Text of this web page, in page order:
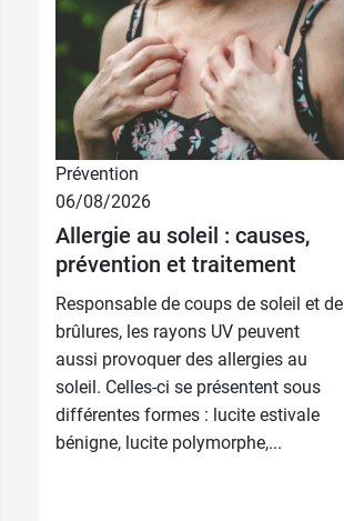
Prévention
06/08/2026
Allergie au soleil : causes,
prévention et traitement
Responsable de coups de soleil et de
brûlures, les rayons UV peuvent
aussi provoquer des allergies au
soleil. Celles-ci se présentent sous
différentes formes : lucite estivale
bénigne, lucite polymorphe,...